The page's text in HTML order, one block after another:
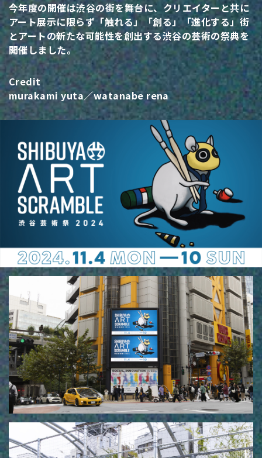
今年度の開催は渋谷の街を舞台に、クリエイターと共に
アート展示に限らず「触れる」「創る」「進化する」街
とアートの新たな可能性を創出する渋谷の芸術の祭典を
開催しました。
Credit
murakami yuta／watanabe rena